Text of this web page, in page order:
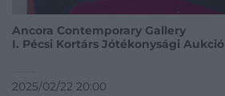
Ancora Contemporary Gallery
I. Pécsi Kortárs Jótékonysági Aukció
2025/02/22 20:00